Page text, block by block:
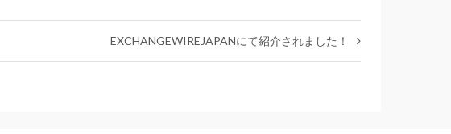
EXCHANGEWIREJAPANにて紹介されました！